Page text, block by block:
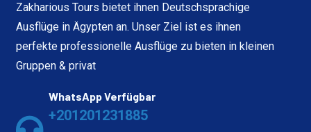
Zakharious Tours bietet ihnen Deutschsprachige
Ausflüge in Ägypten an. Unser Ziel ist es ihnen
perfekte professionelle Ausflüge zu bieten in kleinen
Gruppen & privat
WhatsApp Verfügbar
+201201231885